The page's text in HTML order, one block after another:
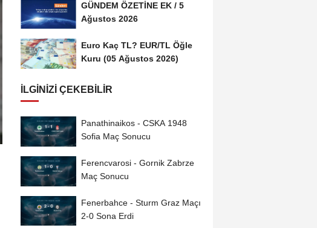
GÜNDEM ÖZETİNE EK / 5
Ağustos 2026
Euro Kaç TL? EUR/TL Öğle
Kuru (05 Ağustos 2026)
İLGINIZI ÇEKEBILIR
Panathinaikos - CSKA 1948
Sofia Maç Sonucu
Ferencvarosi - Gornik Zabrze
Maç Sonucu
Fenerbahce - Sturm Graz Maçı
2-0 Sona Erdi